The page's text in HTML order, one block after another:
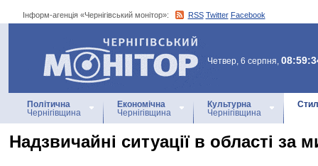
Інформ-агенція «Чернігівський монітор»: RSS Twitter Facebook
Інформ-агенція
«Чернігівський монітор»
Четвер, 6 серпня,
Політична
Чернігівщина
Економічна
Чернігівщина
Культурна
Чернігівщина
Надзвичайні ситуації в області за